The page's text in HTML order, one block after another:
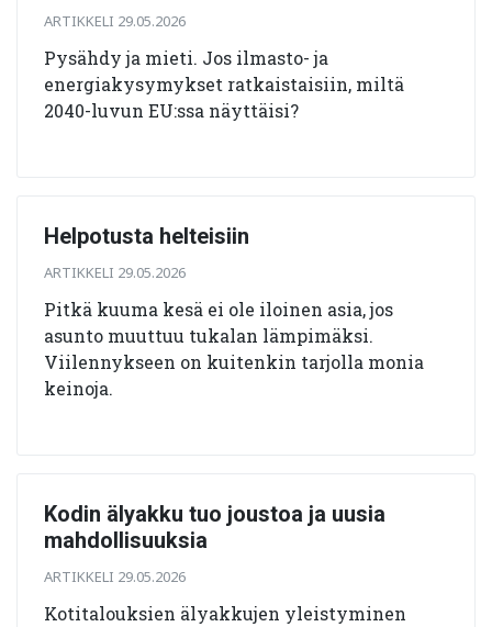
ARTIKKELI 29.05.2026
Pysähdy ja mieti. Jos ilmasto- ja
energiakysymykset ratkaistaisiin, miltä
2040-luvun EU:ssa näyttäisi?
Helpotusta helteisiin
ARTIKKELI 29.05.2026
Pitkä kuuma kesä ei ole iloinen asia, jos
asunto muuttuu tukalan lämpimäksi.
Viilennykseen on kuitenkin tarjolla monia
keinoja.
Kodin älyakku tuo joustoa ja uusia
mahdollisuuksia
ARTIKKELI 29.05.2026
Kotitalouksien älyakkujen yleistyminen